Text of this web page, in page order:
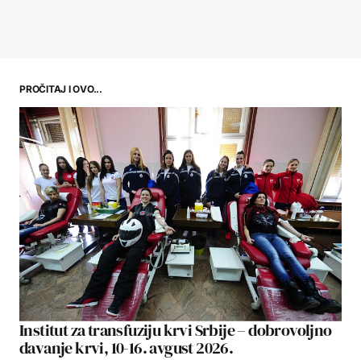
PROČITAJ I OVO...
Institut za transfuziju krvi Srbije – dobrovoljno
davanje krvi, 10-16. avgust 2026.